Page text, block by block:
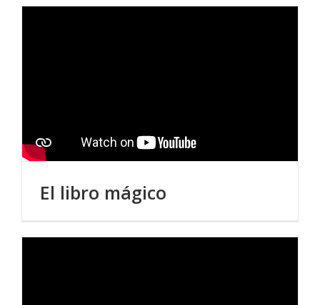
El libro mágico